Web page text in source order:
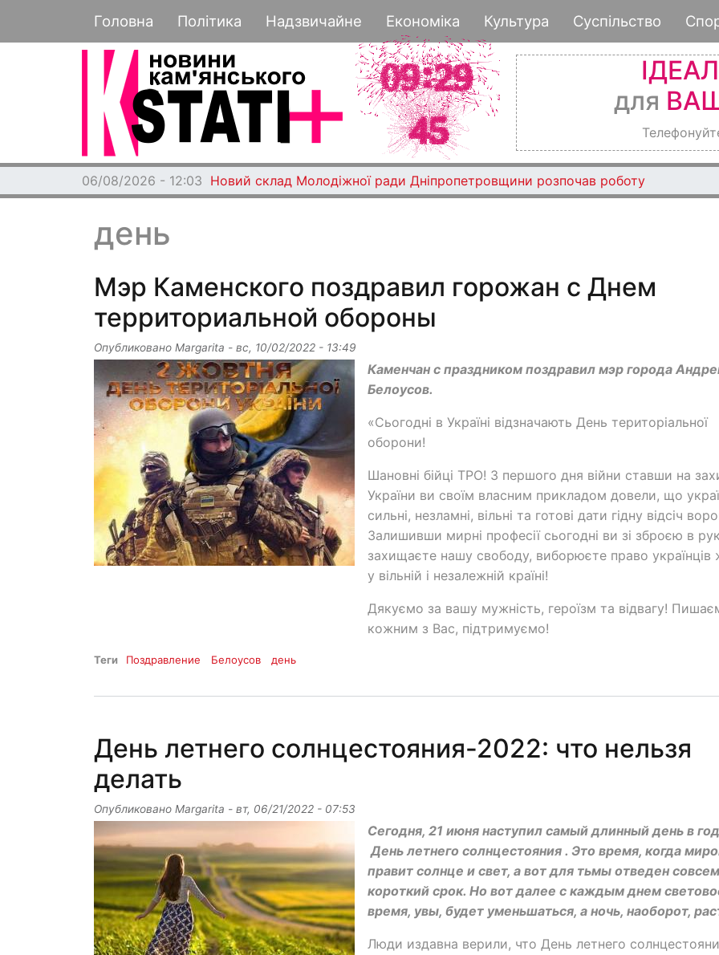
к
основному
Основная навигация
Головна Політика Надзвичайне Економіка Культура Суспільство
для
06/08/2026 - 12:03 Новий склад Молодіжної ради Дніпропетровщини розпочав роботу
день
Мэр Каменского поздравил горожан с Днем
территориальной обороны
Опубликовано Margarita - вс, 10/02/2022 - 13:49
Каменчан с праздником поздравил мэр города
Белоусов.
«Сьогодні в Україні відзначають День територіальної
оборони!
Шановні бійці ТРО! З першого дня війни ставши на
України ви своїм власним прикладом довели, що
сильні, незламні, вільні та готові дати гідну відсіч
Залишивши мирні професії сьогодні ви зі зброєю в
захищаєте нашу свободу, виборюєте право українців
у вільній і незалежній країні!
Дякуємо за вашу мужність, героїзм та відвагу!
кожним з Вас, підтримуємо!
Теги Поздравление Белоусов день
День летнего солнцестояния-2022: что нельзя
делать
Опубликовано Margarita - вт, 06/21/2022 - 07:53
Сегодня, 21 июня наступил самый длинный день в
День летнего солнцестояния . Это время, когда
правит солнце и свет, а вот для тьмы отведен совсем
короткий срок. Но вот далее с каждым днем
время, увы, будет уменьшаться, а ночь, наоборот,
Люди издавна верили, что День летнего